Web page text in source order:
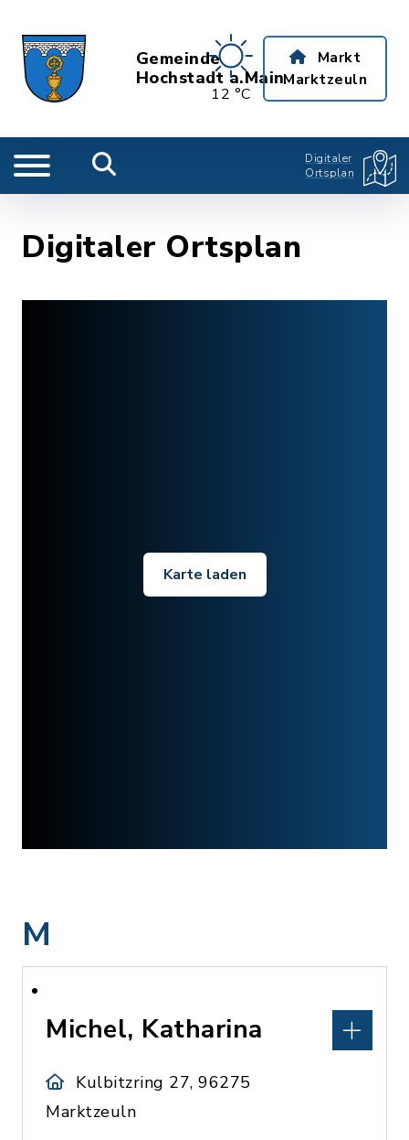
Gemeinde
Hochstadt a.Main
12 °C
Markt
Marktzeuln
Digitaler
Ortsplan
Digitaler Ortsplan
Karte laden
M
Michel, Katharina
Kulbitzring 27, 96275
Marktzeuln